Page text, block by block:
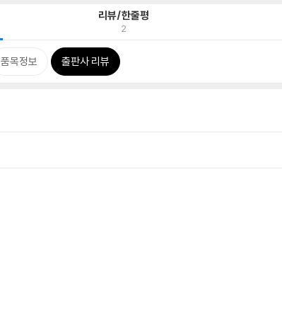
리뷰/한줄평
2
품목정보 출판사 리뷰